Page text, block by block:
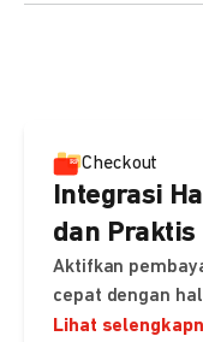
Checkout
Integrasi
dan Praktis
Aktifkan
cepat dengan
Lihat